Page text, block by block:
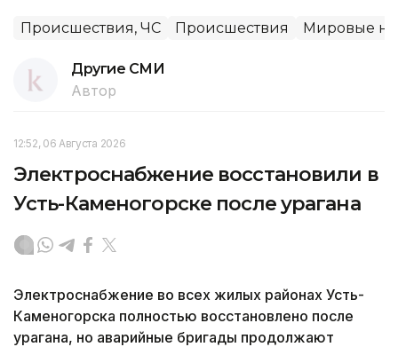
Происшествия, ЧС Происшествия Мировые
Другие СМИ
Автор
12:52, 06 Августа 2026
Электроснабжение восстановили в
Усть-Каменогорске после урагана
Электроснабжение во всех жилых районах Усть-
Каменогорска полностью восстановлено после
урагана, но аварийные бригады продолжают